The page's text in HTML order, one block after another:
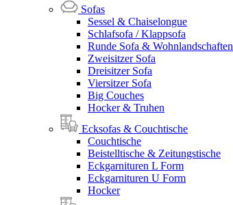
Sofas
Sessel & Chaiselongue
Schlafsofa / Klappsofa
Runde Sofa & Wohnlandschaften
Zweisitzer Sofa
Dreisitzer Sofa
Viersitzer Sofa
Big Couches
Hocker & Truhen
Ecksofas & Couchtische
Couchtische
Beistelltische & Zeitungstische
Eckgarnituren L Form
Eckgarnituren U Form
Hocker